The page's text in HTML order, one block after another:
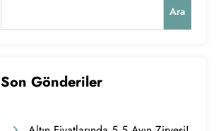
Ara
Son Gönderiler